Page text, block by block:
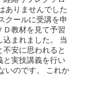
ありませんでした
クールに受講を申
Ｄ教材を見て予習
まれました。 当
安に思われると
と実技講義を行い
いのです。 これか